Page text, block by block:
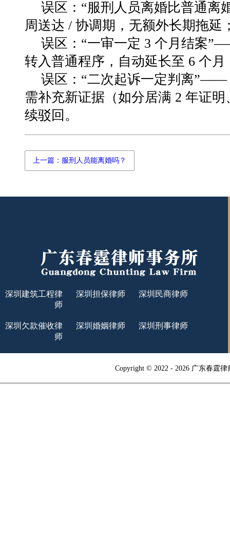
误区： “服刑人员离婚比普通离
周送达 / 协调期，无额外长期拖延
误区： “一审一定 3 个月结案
转入普通程序，自动延长至 6 个月
误区： “二次起诉一定判离”——
需补充新证据（如分居满 2 年证明
续驳回。
上一篇：服刑人员能离婚吗？
深圳建筑工程律
师
深圳担保律师 深圳民商律师
深圳欠款催收律
师
深圳婚姻律师 深圳刑事律师
Copyright © 2022 - 2026 广东春霆